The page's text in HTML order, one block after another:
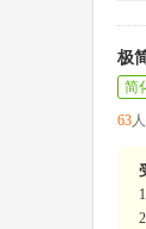
极
简
63